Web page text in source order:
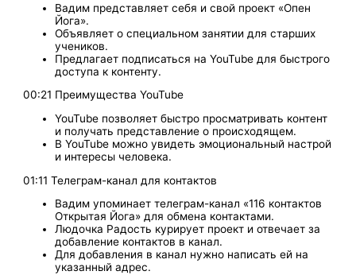
Вадим представляет себя и свой проект «Опен
Йога».
Объявляет о специальном занятии для старших
учеников.
Предлагает подписаться на YouTube для быстрого
доступа к контенту.
00:21 Преимущества YouTube
YouTube позволяет быстро просматривать контент
и получать представление о происходящем.
В YouTube можно увидеть эмоциональный настрой
и интересы человека.
01:11 Телеграм-канал для контактов
Вадим упоминает телеграм-канал «116 контактов
Открытая Йога» для обмена контактами.
Людочка Радость курирует проект и отвечает за
добавление контактов в канал.
Для добавления в канал нужно написать ей на
указанный адрес.